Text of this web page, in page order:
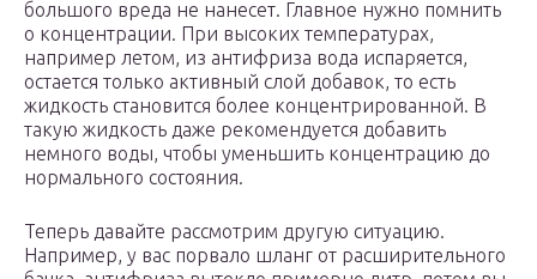
большого вреда не нанесет. Главное нужно помнить
о концентрации. При высоких температурах,
например летом, из антифриза вода испаряется,
остается только активный слой добавок, то есть
жидкость становится более концентрированной. В
такую жидкость даже рекомендуется добавить
немного воды, чтобы уменьшить концентрацию до
нормального состояния.
Теперь давайте рассмотрим другую ситуацию.
Например, у вас порвало шланг от расширительного